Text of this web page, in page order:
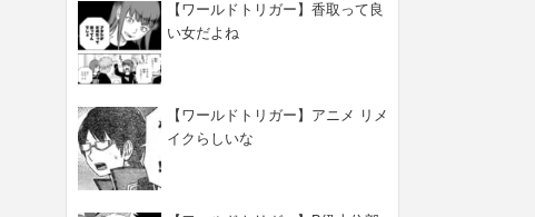
【ワールドトリガー】香取って良
い女だよね
【ワールドトリガー】アニメ リメ
イクらしいな